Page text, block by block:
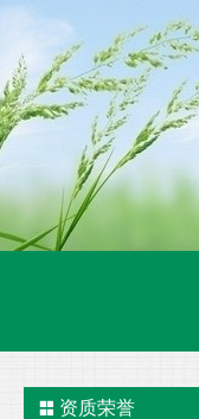
资质荣誉